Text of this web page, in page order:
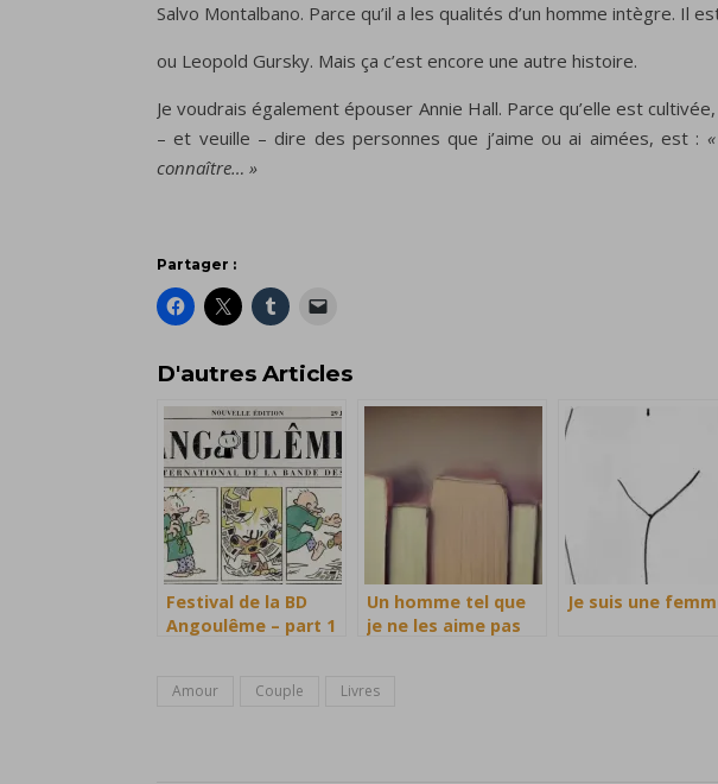
Salvo Montalbano. Parce qu’il a les qualités d’un homme intègre. Il
ou Leopold Gursky. Mais ça c’est encore une autre histoire.
Je voudrais également épouser Annie Hall. Parce qu’elle est
– et veuille – dire des personnes que j’aime ou ai aimées, est :
connaître… »
Partager :
D'autres Articles
Festival de la BD
Angoulême – part 1
Un homme tel que
je ne les aime pas
Je suis une
Amour Couple Livres